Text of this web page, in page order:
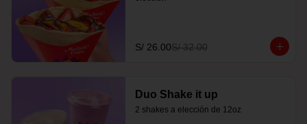
S/ 26.00S/ 32.00
Duo Shake it up
2 shakes a elección de 12oz